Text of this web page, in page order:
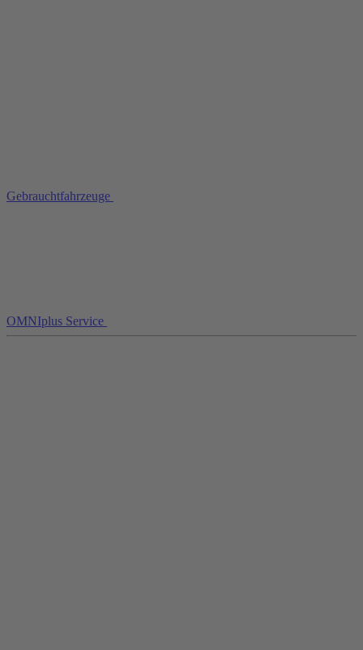
Gebrauchtfahrzeuge
OMNIplus Service